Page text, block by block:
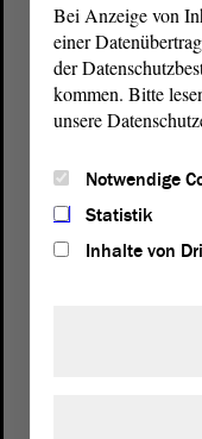
Postanschrift
Landtag
von
39104 Magdeburg
0391
Bei Anzeige von
einer
der
kommen. Bitte
unsere
Notwendige
Statistik
Inhalte von